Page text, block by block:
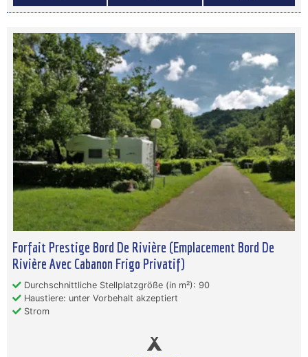
Forfait Prestige Bord De Rivière (Emplacement Bord De
Rivière Avec Cabanon Frigo Privatif)
Durchschnittliche Stellplatzgröße (in m²): 90
Haustiere: unter Vorbehalt akzeptiert
Strom